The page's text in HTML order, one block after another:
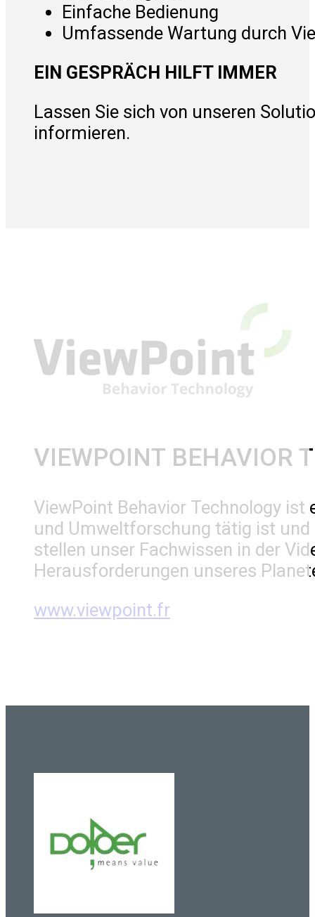
Einfache Bedienung
Umfassende Wartung durch
EIN GESPRÄCH HILFT IMMER
Lassen Sie sich von unseren
informieren.
VIEWPOINT BEHAVIOR
ViewPoint Behavior Technology
und Umweltforschung tätig ist und
stellen unser Fachwissen in der
Herausforderungen unseres
www.viewpoint.fr